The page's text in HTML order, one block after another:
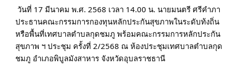
Q&A
การ
จัดการ
วันที่ 17 มีนาคม พ.ศ. 2568 เวลา 14.00 น. นายมนตรี ศรีคำภา
ประธานคณะกรรมการกองทุนหลักประกันสุขภาพในระดับท้งถิ่น
หรือพื้นที่เทศบาลตำบลกุดชมภู พร้อมคณะกรรมการหลักประกัน
สุขภาพ ฯ ประชุม ครั้งที่ 2/2568 ณ ห้องประชุมเทศบาลตำบลกุด
ชมภู อำเภอพิบูลมังสาหาร จังหวัดอุบลราชธานี